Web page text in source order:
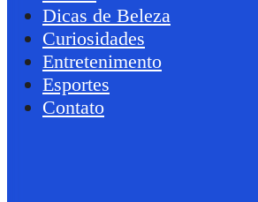
Dicas de Beleza
Curiosidades
Entretenimento
Esportes
Contato